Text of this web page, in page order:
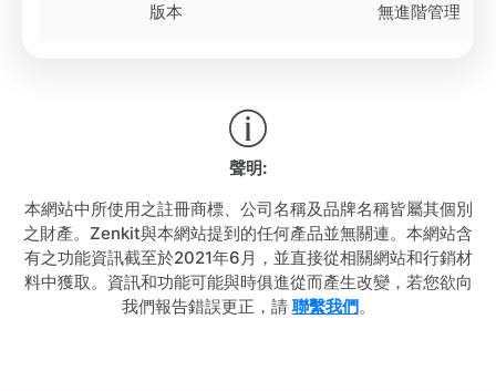
版本 無進階管理
聲明:
本網站中所使用之註冊商標、公司名稱及品牌名稱皆屬其個別
之財產。Zenkit與本網站提到的任何產品並無關連。本網站含
有之功能資訊截至於2021年6月，並直接從相關網站和行銷材
料中獲取。資訊和功能可能與時俱進從而產生改變，若您欲向
我們報告錯誤更正，請 聯繫我們。